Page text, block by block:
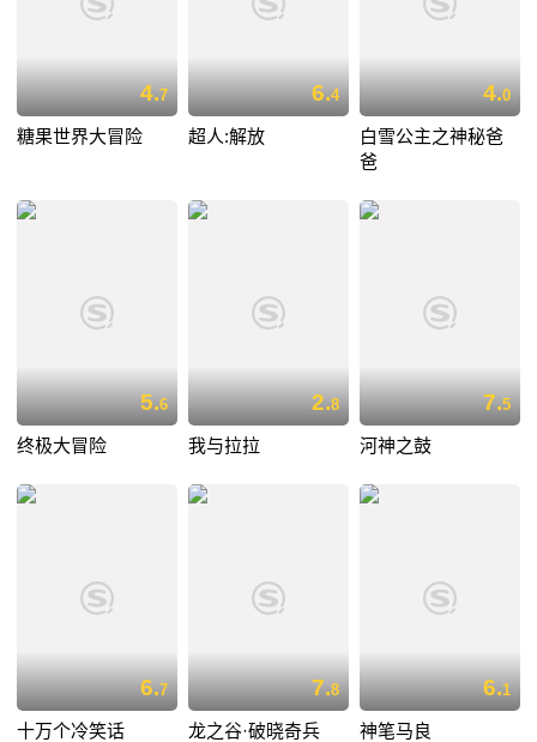
4.7
糖果世界大冒险
6.4
超人:解放
4.0
白雪公主之神秘爸
爸
5.6
终极大冒险
2.8
我与拉拉
7.5
河神之鼓
6.7
十万个冷笑话
7.8
龙之谷·破晓奇兵
6.1
神笔马良